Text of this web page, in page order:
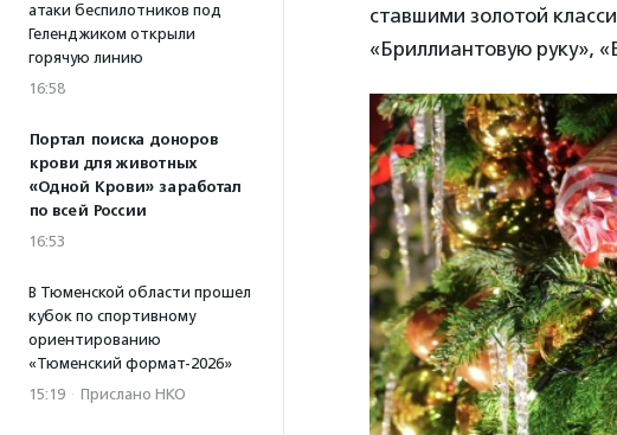
атаки беспилотников под
Геленджиком открыли
горячую линию
16:58
Портал поиска доноров
крови для животных
«Одной Крови» заработал
по всей России
16:53
В Тюменской области прошел
кубок по спортивному
ориентированию
«Тюменский формат-2026»
15:19 · Прислано НКО
ставшими золотой
«Бриллиантовую руку»,